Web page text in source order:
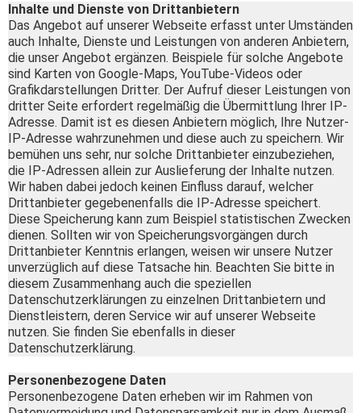
Inhalte und Dienste von Drittanbietern
Das Angebot auf unserer Webseite erfasst unter Umständen
auch Inhalte, Dienste und Leistungen von anderen Anbietern,
die unser Angebot ergänzen. Beispiele für solche Angebote
sind Karten von Google-Maps, YouTube-Videos oder
Grafikdarstellungen Dritter. Der Aufruf dieser Leistungen von
dritter Seite erfordert regelmäßig die Übermittlung Ihrer IP-
Adresse. Damit ist es diesen Anbietern möglich, Ihre Nutzer-
IP-Adresse wahrzunehmen und diese auch zu speichern. Wir
bemühen uns sehr, nur solche Drittanbieter einzubeziehen,
die IP-Adressen allein zur Auslieferung der Inhalte nutzen.
Wir haben dabei jedoch keinen Einfluss darauf, welcher
Drittanbieter gegebenenfalls die IP-Adresse speichert.
Diese Speicherung kann zum Beispiel statistischen Zwecken
dienen. Sollten wir von Speicherungsvorgängen durch
Drittanbieter Kenntnis erlangen, weisen wir unsere Nutzer
unverzüglich auf diese Tatsache hin. Beachten Sie bitte in
diesem Zusammenhang auch die speziellen
Datenschutzerklärungen zu einzelnen Drittanbietern und
Dienstleistern, deren Service wir auf unserer Webseite
nutzen. Sie finden Sie ebenfalls in dieser
Datenschutzerklärung.
Personenbezogene Daten
Personenbezogene Daten erheben wir im Rahmen von